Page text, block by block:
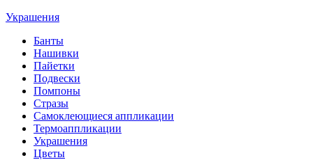
Украшения
Банты
Нашивки
Пайетки
Подвески
Помпоны
Стразы
Самоклеющиеся аппликации
Термоаппликации
Украшения
Цветы